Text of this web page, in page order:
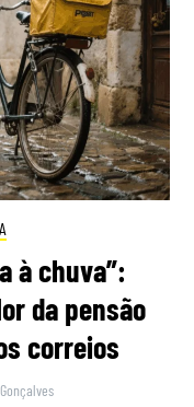
à chuva”:
da pensão
correios